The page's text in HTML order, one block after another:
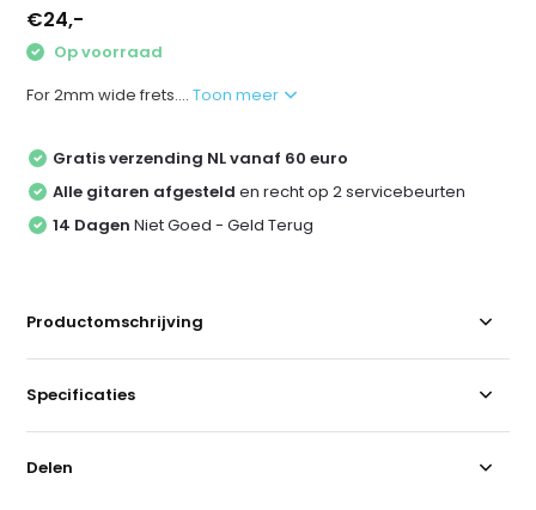
€24,-
Op voorraad
For 2mm wide frets....Toon meer
Gratis verzending NL vanaf 60 euro
Alle gitaren afgesteld en recht op 2 servicebeurten
14 Dagen Niet Goed - Geld Terug
Productomschrijving
Specificaties
Delen